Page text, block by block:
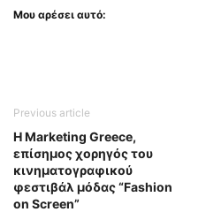
Μου αρέσει αυτό:
Previous article
Η Marketing Greece,
επίσημος χορηγός του
κινηματογραφικού
φεστιβάλ μόδας “Fashion
on Screen”